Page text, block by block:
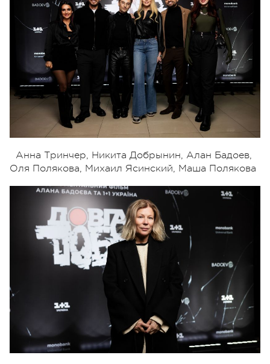
Анна Тринчер, Никита Добрынин, Алан Бадоев,
Оля Полякова, Михаил Ясинский, Маша Полякова